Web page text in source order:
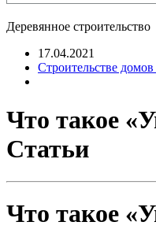
Деревянное строительство
17.04.2021
Строительстве
Что такое
Статьи
Что такое